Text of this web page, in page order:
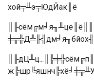
хой╤╨э╤ЮдЙак║ё